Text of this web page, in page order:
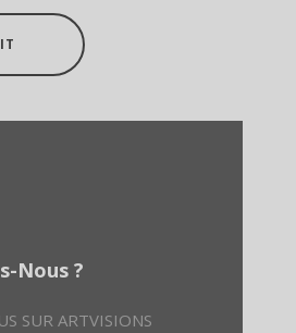
Nous ?
SUR ARTVISIONS